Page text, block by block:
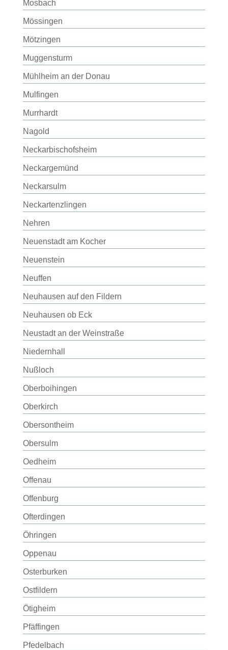
Mosbach
Mössingen
Mötzingen
Muggensturm
Mühlheim an der Donau
Mulfingen
Murrhardt
Nagold
Neckarbischofsheim
Neckargemünd
Neckarsulm
Neckartenzlingen
Nehren
Neuenstadt am Kocher
Neuenstein
Neuffen
Neuhausen auf den Fildern
Neuhausen ob Eck
Neustadt an der Weinstraße
Niedernhall
Nußloch
Oberboihingen
Oberkirch
Obersontheim
Obersulm
Oedheim
Offenau
Offenburg
Ofterdingen
Öhringen
Oppenau
Osterburken
Ostfildern
Ötigheim
Pfäffingen
Pfedelbach